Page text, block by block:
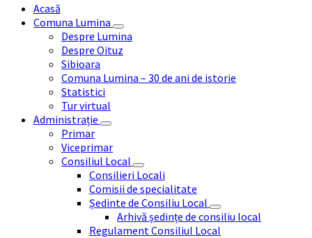
Acasă
Comuna Lumina
Despre Lumina
Despre Oituz
Sibioara
Comuna Lumina – 30 de ani de istorie
Statistici
Tur virtual
Administrație
Primar
Viceprimar
Consiliul Local
Consilieri Locali
Comisii de specialitate
Ședinte de Consiliu Local
Arhivă ședințe de consiliu local
Regulament Consiliul Local